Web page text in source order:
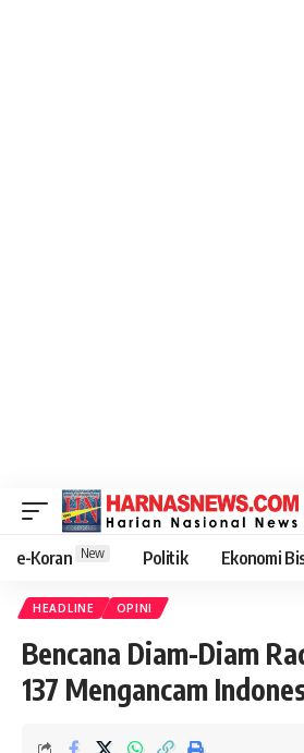
e-Koran New Politik Ekonomi
HEADLINE OPINI
Bencana Diam-Diam
137 Mengancam